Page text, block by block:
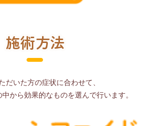
だいた方の症状に合わせて、
から効果的なものを選んで行います。